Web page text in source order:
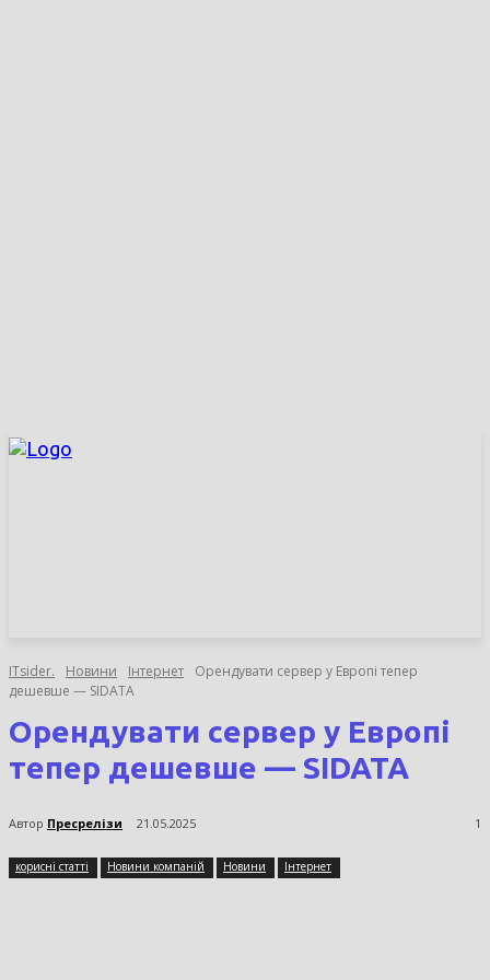
ITsider. Новини Інтернет
Орендувати сервер у Европі тепер
дешевше — SIDATA
Орендувати сервер у Европі
тепер дешевше — SIDATA
Автор Пресрелізи 21.05.2025 1
корисні статті Новини компаній Новини Інтернет